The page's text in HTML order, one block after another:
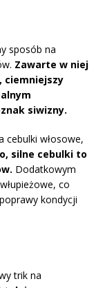
sposób na
Zawarte w niej
ciemniejszy
siwizny.
cebulki włosowe,
silne cebulki to
Dodatkowym
co
kondycji
trik na